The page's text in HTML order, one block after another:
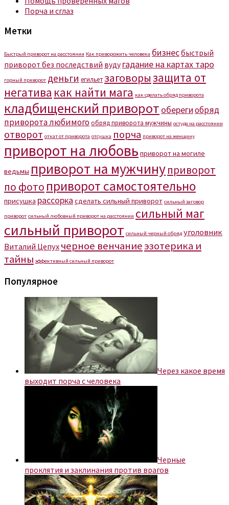
Порча и сглаз
Метки
Быстрый приворот на расстоянии Как приворожить человека бизнесбыстрый
приворот без последствий вуду гадание на картах таро
горный приворот деньги егильетзаговорызащита от
негатива как найти мага как сделать обряд приворота
кладбищенский приворот оберегиобряд
приворота любимогообряд приворота мужчины остуда на расстоянии
отворот откат от приворота отсушка порча приворот на женщину
приворот на любовь приворот на могиле
ведьмы приворот на мужчинуприворот
по фото приворот самостоятельно
присушка рассорка сделать сильный приворот сильный заговор
приворот сильный любовный приворот на расстоянии сильный маг
сильный приворот сильный черный обряд уголовник
Виталий Цепух черное венчаниеэзотерика и
тайны эффективный сильный приворот
Популярное
Через какое время
выходит порча с человека
Черные
проклятия и заклинания против врагов